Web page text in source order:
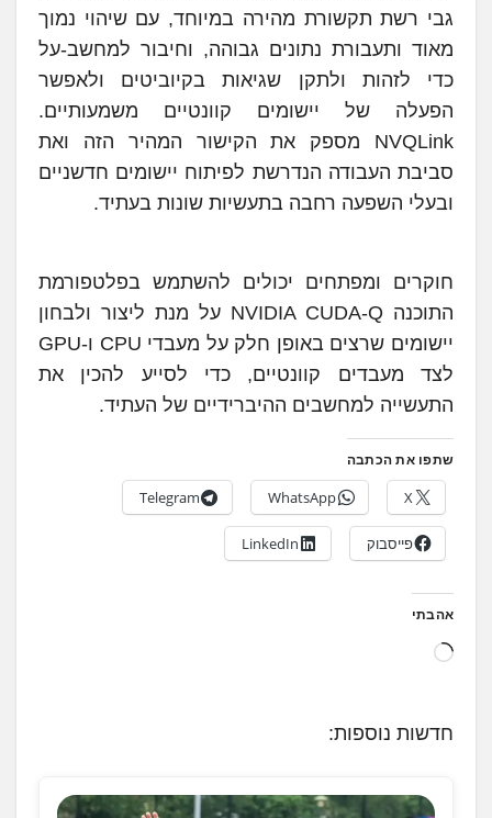
גבי רשת תקשורת מהירה במיוחד, עם שיהוי נמוך
מאוד ותעבורת נתונים גבוהה, וחיבור למחשב-על
כדי לזהות ולתקן שגיאות בקיוביטים ולאפשר
הפעלה של יישומים קוונטיים משמעותיים.
NVQLink מספק את הקישור המהיר הזה ואת
סביבת העבודה הנדרשת לפיתוח יישומים חדשניים
ובעלי השפעה רחבה בתעשיות שונות בעתיד.
חוקרים ומפתחים יכולים להשתמש בפלטפורמת
התוכנה NVIDIA CUDA-Q על מנת ליצור ולבחון
יישומים שרצים באופן חלק על מעבדי CPU ו-GPU
לצד מעבדים קוונטיים, כדי לסייע להכין את
התעשייה למחשבים ההיברידיים של העתיד.
שתפו את הכתבה
X
WhatsApp
Telegram
פייסבוק LinkedIn
אהבתי
ט
.
חדשות נוספות: